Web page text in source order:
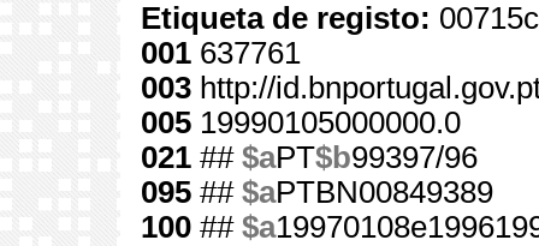
Etiqueta de registo:
001 637761
003 http://
005 19990105000000.0
021 ## $aPT$b99397/96
095 ## $aPTBN00849389
100 ## $a